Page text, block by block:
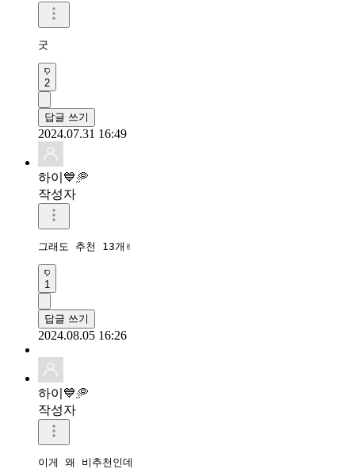
굿
2
답글 쓰기
2024.07.31 16:49
하이💙🥏
작성자
그래도 추천 13개✌
1
답글 쓰기
2024.08.05 16:26
하이💙🥏
작성자
이게 왜 비추천인데